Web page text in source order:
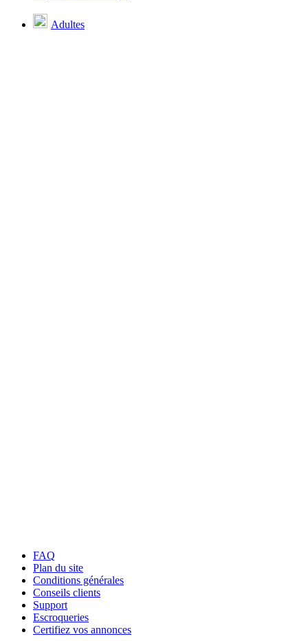
Adultes
FAQ
Plan du site
Conditions générales
Conseils clients
Support
Escroqueries
Certifiez vos annonces